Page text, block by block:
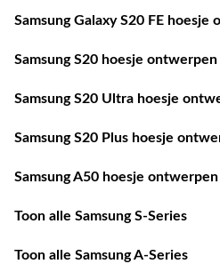
Samsung Galaxy S20 FE hoesje
Samsung S20 hoesje ontwerpen
Samsung S20 Ultra hoesje
Samsung S20 Plus hoesje
Samsung A50 hoesje ontwerpen
Toon alle Samsung S-Series
Toon alle Samsung A-Series